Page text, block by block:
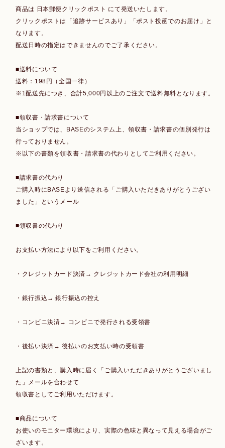
商品は 日本郵便クリックポスト にて発送いたします。
クリックポストは「追跡サービスあり」「ポスト投函でのお届け」と
なります。
配送日時の指定はできませんのでご了承ください。
■送料について
送料：198円（全国一律）
※1配送先につき、合計5,000円以上のご注文で送料無料となります。
■領収書・請求書について
当ショップでは、BASEのシステム上、領収書・請求書の個別発行は
行っておりません。
※以下の書類を領収書・請求書の代わりとしてご利用ください。
■請求書の代わり
ご購入時にBASEより送信される「ご購入いただきありがとうござい
ました」というメール
■領収書の代わり
お支払い方法により以下をご利用ください。
・クレジットカード決済→ クレジットカード会社の利用明細
・銀行振込→ 銀行振込の控え
・コンビニ決済→ コンビニで発行される受領書
・後払い決済→ 後払いのお支払い時の受領書
上記の書類と、購入時に届く「ご購入いただきありがとうございまし
た」メールを合わせて
領収書としてご利用いただけます。
■商品について
お使いのモニター環境により、実際の色味と異なって見える場合がご
ざいます。